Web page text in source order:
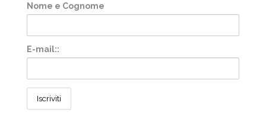
Nome e Cognome
E-mail::